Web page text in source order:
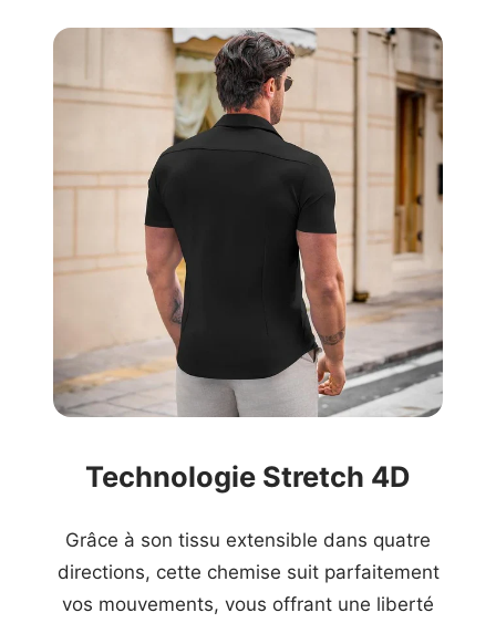
Technologie Stretch 4D
Grâce à son tissu extensible dans quatre
directions, cette chemise suit parfaitement
vos mouvements, vous offrant une liberté